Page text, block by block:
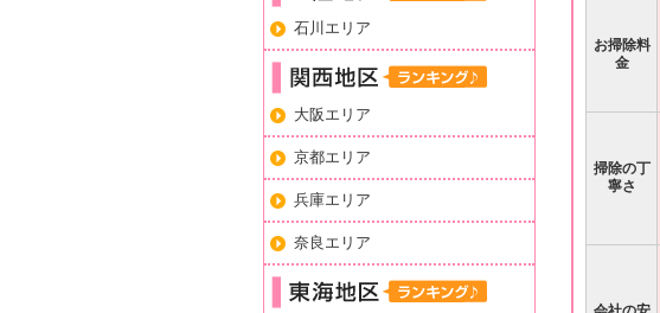
石川エリア
大阪エリア
京都エリア
兵庫エリア
奈良エリア